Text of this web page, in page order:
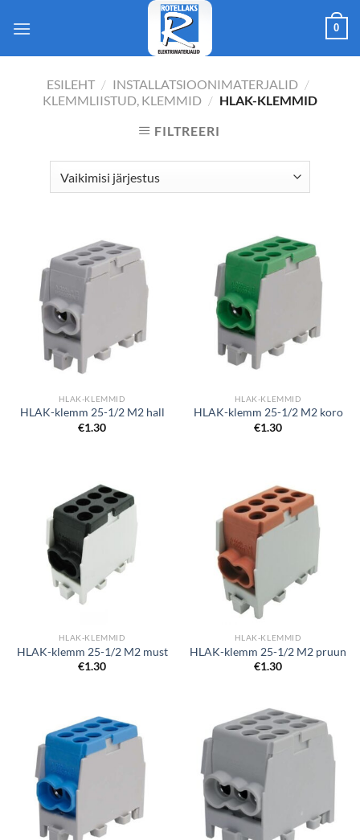
0
ESILEHT / INSTALLATSIOONIMATERJALID /
KLEMMLIISTUD, KLEMMID / HLAK-KLEMMID
FILTREERI
HLAK-KLEMMID
HLAK-klemm 25-1/2 M2 hall
€1.30
HLAK-KLEMMID
HLAK-klemm 25-1/2 M2 koro
€1.30
HLAK-KLEMMID
HLAK-klemm 25-1/2 M2 must
€1.30
HLAK-KLEMMID
HLAK-klemm 25-1/2 M2 pruun
€1.30